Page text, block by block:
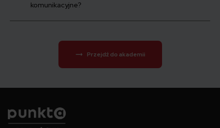
komunikacyjne?
Przejdź do akademii